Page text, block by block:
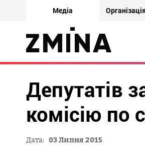
Медіа Організація
Депутатів
комісію по
Дата: 03 Липня 2015